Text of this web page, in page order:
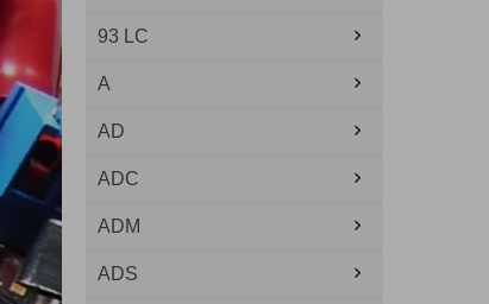
93 LC
A
AD
ADC
ADM
ADS